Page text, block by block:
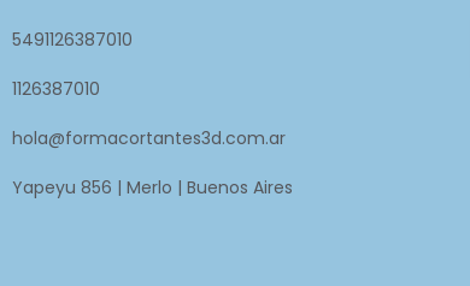
5491126387010
1126387010
hola@formacortantes3d.com.ar
Yapeyu 856 | Merlo | Buenos Aires